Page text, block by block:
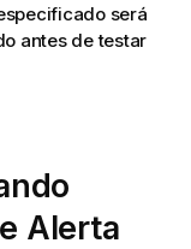
será
antes de testar
Alerta